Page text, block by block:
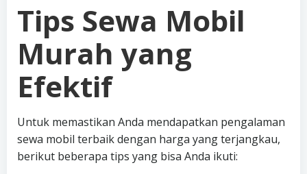
Tips Sewa Mobil
Murah yang
Efektif
Untuk memastikan Anda mendapatkan pengalaman
sewa mobil terbaik dengan harga yang terjangkau,
berikut beberapa tips yang bisa Anda ikuti: